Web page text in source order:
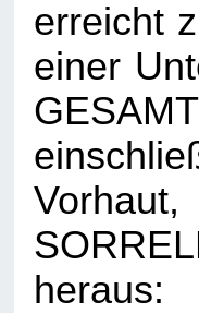
erreicht
einer
heraus: